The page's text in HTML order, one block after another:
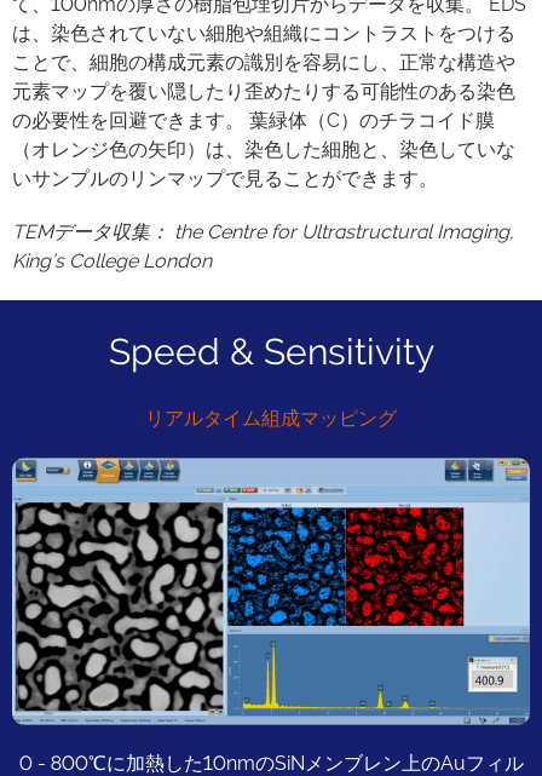
は、染色されていない細胞や組織にコントラストをつける
ことで、細胞の構成元素の識別を容易にし、正常な構造や
元素マップを覆い隠したり歪めたりする可能性のある染色
の必要性を回避できます。 葉緑体（C）のチラコイド膜
（オレンジ色の矢印）は、染色した細胞と、染色していな
いサンプルのリンマップで見ることができます。
TEMデータ収集： the Centre for Ultrastructural Imaging,
King’s College London
Speed & Sensitivity
リアルタイム組成マッピング
0 - 800℃に加熱した10nmのSiNメンブレン上のAuフィル